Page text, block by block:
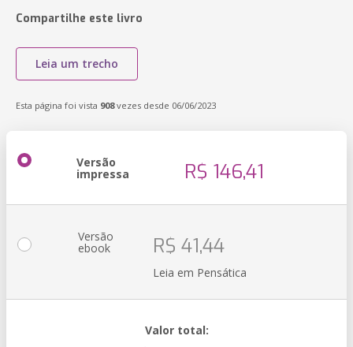
Compartilhe este livro
Leia um trecho
Esta página foi vista 908vezes desde 06/06/2023
Versão
impressa R$ 146,41
Versão
ebook R$ 41,44
Leia em Pensática
Valor total: